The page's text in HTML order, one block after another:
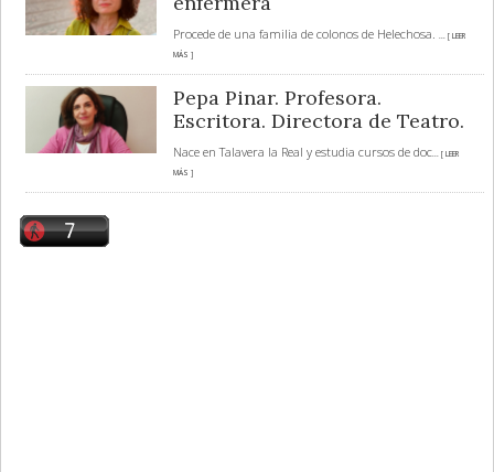
Procede de una familia de colonos de Helechosa.
... [ LEER
MÁS ]
Pepa Pinar. Profesora.
Escritora. Directora de Teatro.
Nace en Talavera la Real y estudia cursos de doc... [ LEER
MÁS ]